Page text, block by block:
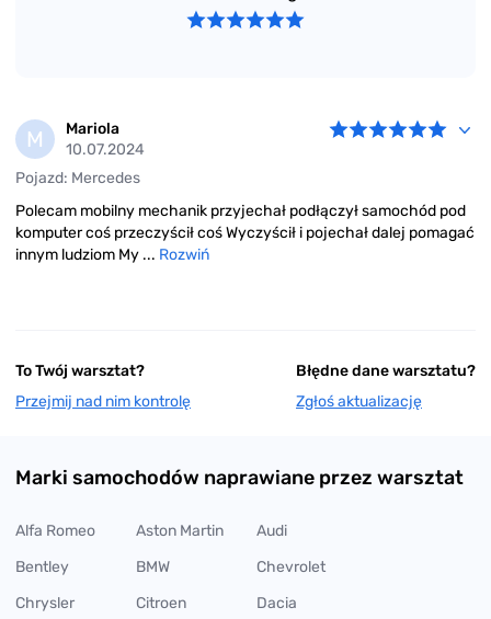
usług – Twoje zadowolenie i bezpieczeństwo są dla
M
Mariola
10.07.2024
Pojazd: Mercedes
Polecam mobilny mechanik przyjechał podłączył samochód pod
komputer coś przeczyścił coś Wyczyścił i pojechał dalej pomagać
innym ludziom My ... Rozwiń
To Twój warsztat?
Przejmij nad nim kontrolę
Błędne dane warsztatu?
Zgłoś aktualizację
Marki samochodów naprawiane przez warsztat
Alfa Romeo Aston Martin
Audi
Bentley
BMW
Chevrolet
Chrysler
Citroen
Dacia